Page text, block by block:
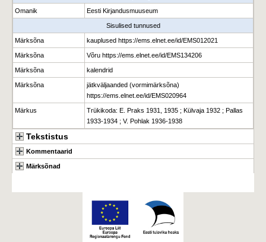
Omanik Eesti Kirjandusmuuseum
Sisulised tunnused
Märksõna kauplused https://ems.elnet.ee/id/EMS012021
Märksõna Võru https://ems.elnet.ee/id/EMS134206
Märksõna kalendrid
Märksõna
jätkväljaanded (vormimärksõna)
https://ems.elnet.ee/id/EMS020964
Märkus
Trükikoda: E. Praks 1931, 1935 ; Külvaja 1932 ; Pallas
1933-1934 ; V. Pohlak 1936-1938
Tekstistus
Kommentaarid
Märksõnad